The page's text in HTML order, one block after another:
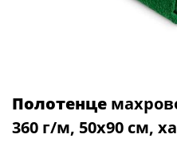
Полотенце
360 г/м, 50х90 см,